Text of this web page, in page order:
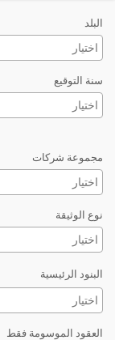
البلد
سنة التوقيع
مجموعة شركات
نوع الوثيقة
البنود الرئيسية
العقود الموسومة فقط